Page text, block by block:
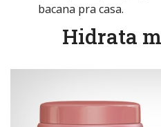
bacana pra casa.
Hidrata